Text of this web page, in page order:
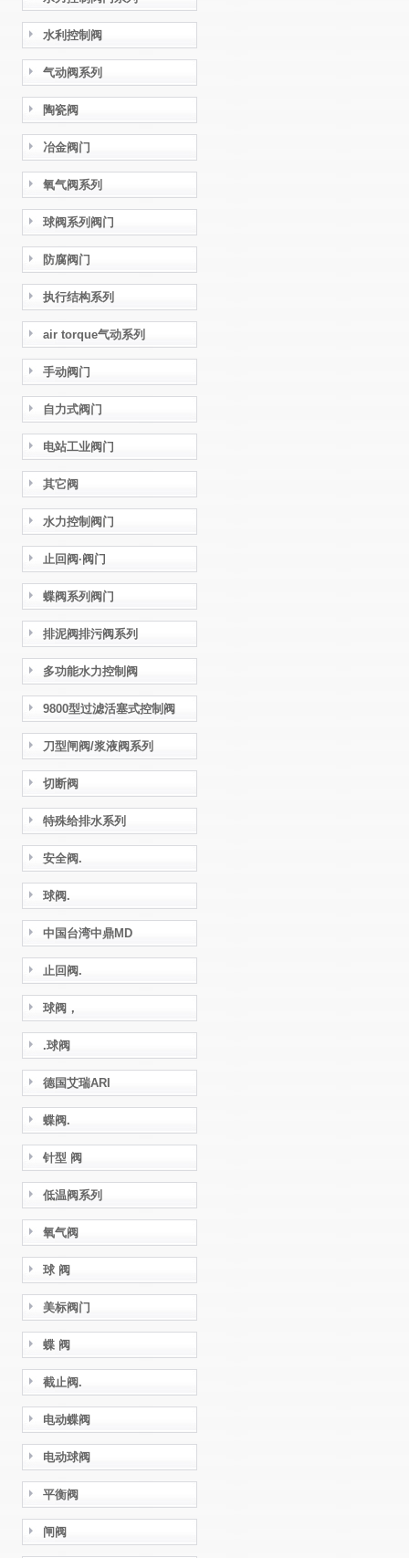
水利控制阀
气动阀系列
陶瓷阀
冶金阀门
氧气阀系列
球阀系列阀门
防腐阀门
执行结构系列
air torque气动系列
手动阀门
自力式阀门
电站工业阀门
其它阀
水力控制阀门
止回阀·阀门
蝶阀系列阀门
排泥阀排污阀系列
多功能水力控制阀
9800型过滤活塞式控制阀
刀型闸阀/浆液阀系列
切断阀
特殊给排水系列
安全阀.
球阀.
中国台湾中鼎MD
止回阀.
球阀，
.球阀
德国艾瑞ARI
蝶阀.
针型 阀
低温阀系列
氧气阀
球 阀
美标阀门
蝶 阀
截止阀.
电动蝶阀
电动球阀
平衡阀
闸阀